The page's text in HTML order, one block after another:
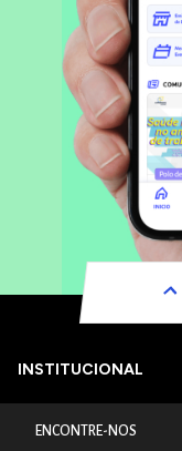
INSTITUCIONAL
ENCONTRE-NOS